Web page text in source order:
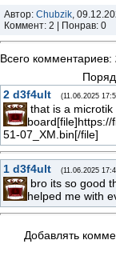
Автор: Chubzik,
Коммент: 2 | Понрав: 0
Всего комментариев:
2 d3f4ult (11.06.2025
that is a
51-07_XM.bin[/file]
1 d3f4ult (11.06.2025
bro its so good
helped me with
Добавлять